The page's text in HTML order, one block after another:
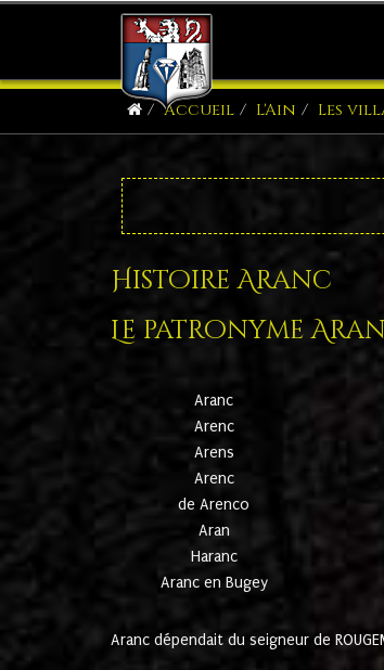
Accueil L'Ain Les
Histoire Aranc
Le patronyme
Aranc
Arenc
Arens
Arenc
de Arenco
Aran
Haranc
Aranc en Bugey
Aranc dépendait du seigneur de